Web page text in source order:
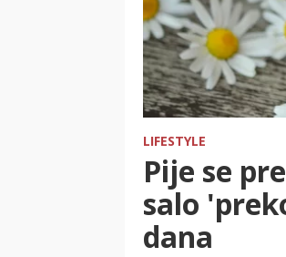
LIFESTYLE
Pije se
salo
dana